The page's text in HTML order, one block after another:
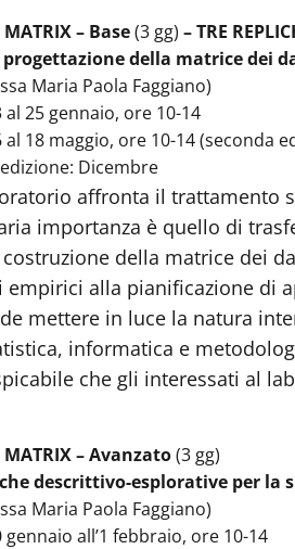
MATRIX – Base(3 gg) – TRE
della matrice dei
Maria Paola Faggiano)
al 25 gennaio, ore 10-14
al 18 maggio, ore 10-14 (seconda
Dicembre
affronta il trattamento
importanza è quello di
della matrice dei
empirici alla pianificazione di
mettere in luce la natura
informatica e
che gli interessati al
MATRIX – Avanzato(3 gg)
descrittivo-esplorative per la
Maria Paola Faggiano)
gennaio all’1 febbraio, ore 10-14